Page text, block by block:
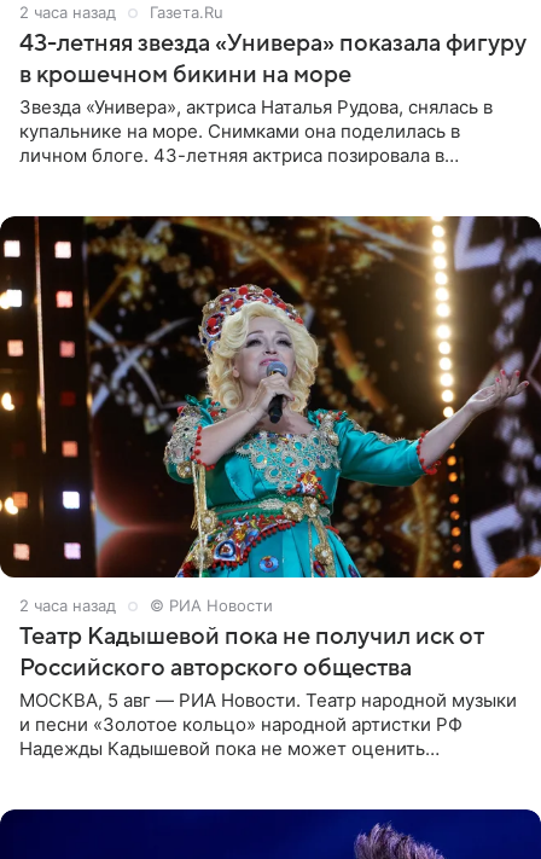
2 часа назад Газета.Ru
43-летняя звезда «Универа» показала фигуру
в крошечном бикини на море
Звезда «Универа», актриса Наталья Рудова, снялась в
купальнике на море. Снимками она поделилась в
личном блоге. 43-летняя актриса позировала в
2 часа назад © РИА Новости
Театр Кадышевой пока не получил иск от
Российского авторского общества
МОСКВА, 5 авг — РИА Новости. Театр народной музыки
и песни «Золотое кольцо» народной артистки РФ
Надежды Кадышевой пока не может оценить